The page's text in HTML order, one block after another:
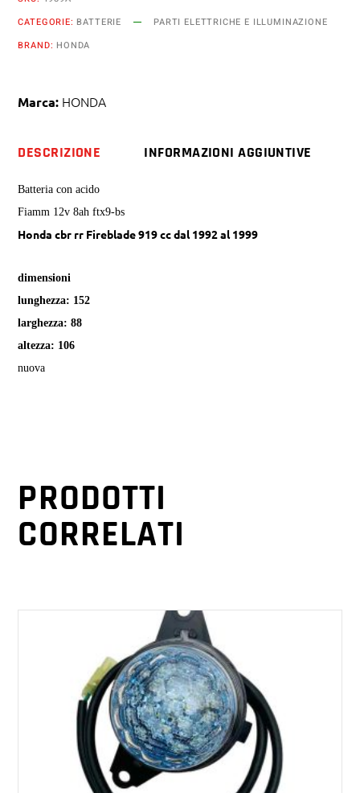
cc
rr
CATEGORIE: BATTERIE
PARTI ELETTRICHE E ILLUMINAZIONE
BRAND: HONDA
Marca: HONDA
DESCRIZIONE INFORMAZIONI AGGIUNTIVE
Batteria con acido
Fiamm 12v 8ah ftx9-bs
Honda cbr rr Fireblade 919 cc dal 1992 al 1999
dimensioni
lunghezza: 152
larghezza: 88
altezza: 106
nuova
PRODOTTI
CORRELATI
AGGIUNGI AL CARRELLO